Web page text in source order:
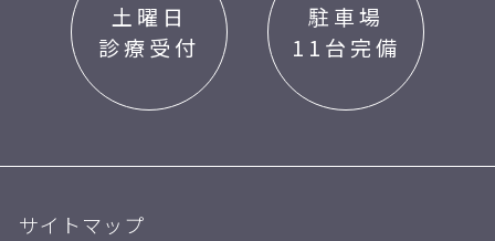
土曜日
診療受付
駐車場
11台完備
サイトマップ